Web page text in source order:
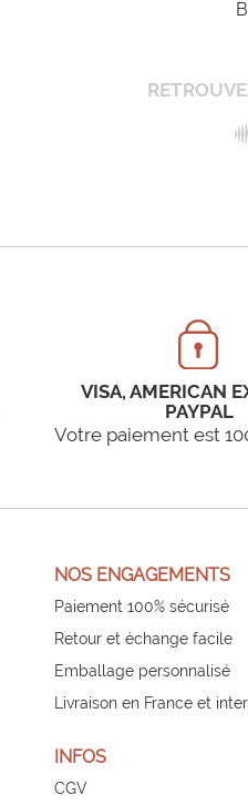
VISA, AMERICAN
PAYPAL
Votre paiement est
NOS ENGAGEMENTS
Paiement 100% sécurisé
Retour et échange facile
Emballage personnalisé
Livraison en France et
INFOS
CGV